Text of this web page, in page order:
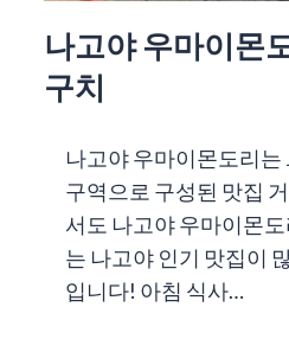
나고야 우마이몬
구치
나고야 우마이몬도리는
구역으로 구성된 맛집
서도 나고야 우마이몬
는 나고야 인기 맛집이
입니다! 아침 식사…